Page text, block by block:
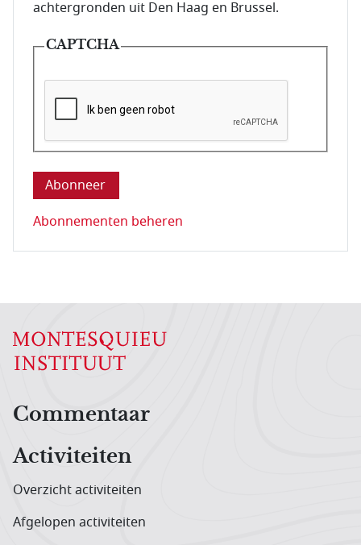
achtergronden uit Den Haag en Brussel.
CAPTCHA
Deze vraag is om te controleren dat u een mens
Abonnementen beheren
Hoofdnavigatiemenu
Commentaar
Activiteiten
Overzicht activiteiten
Afgelopen activiteiten